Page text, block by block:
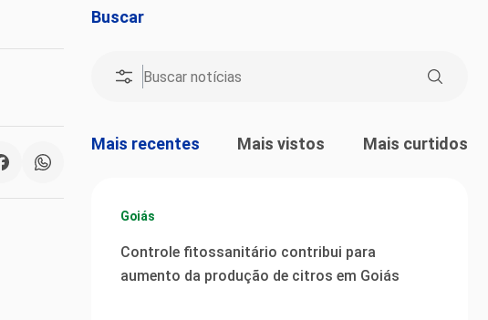
Buscar
Mais recentes Mais vistos Mais curtidos
Goiás
Controle fitossanitário contribui para
aumento da produção de citros em Goiás